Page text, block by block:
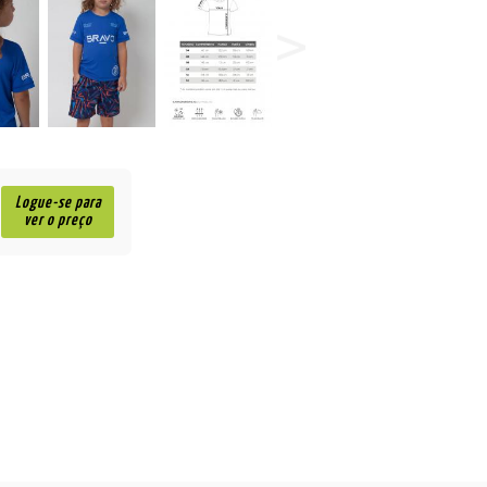
Logue-se para
ver o preço